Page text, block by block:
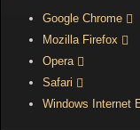
Google Chrome
Mozilla Firefox
Opera
Safari
Windows Internet